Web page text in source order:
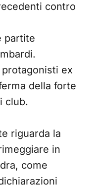
contro
partite
ex
della forte
club.
riguarda la
in
come